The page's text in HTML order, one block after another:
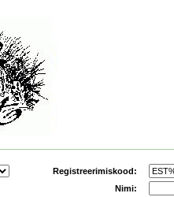
Registreerimiskood:
Nimi: